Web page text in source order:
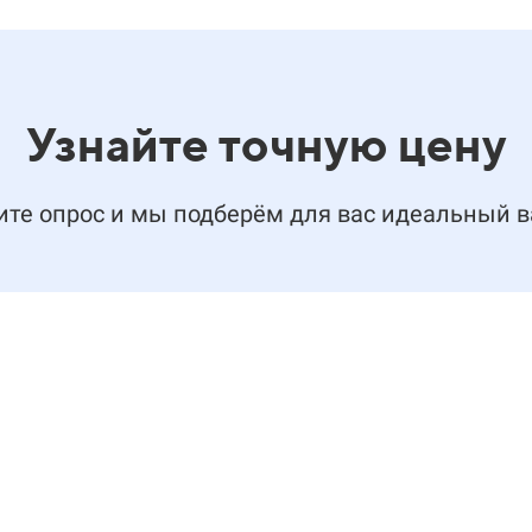
Узнайте точную цену
опрос и мы подберём для вас идеальный